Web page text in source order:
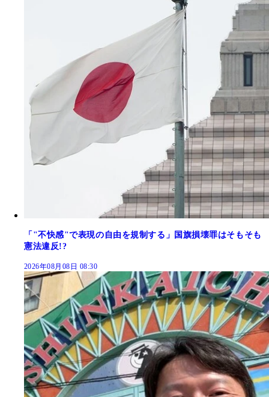
「"不快感"で表現の自由を規制する」国旗損壊罪はそもそも
憲法違反!?
2026年08月08日 08:30